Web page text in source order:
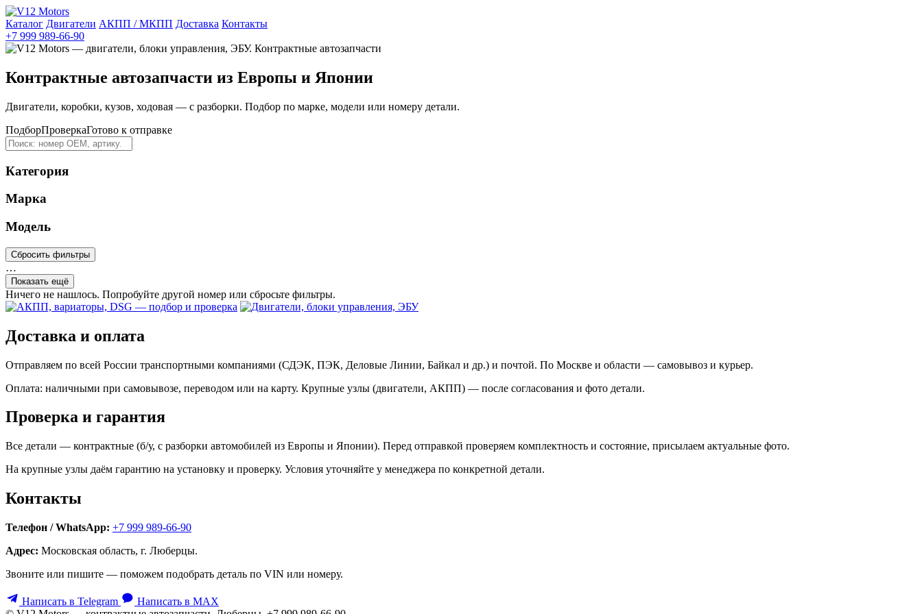
Каталог Двигатели АКПП / МКПП Доставка Контакты
+7 999 989-66-90
Контрактные автозапчасти из Европы и Японии
Двигатели, коробки, кузов, ходовая — с разборки. Подбор по марке, модели или номеру детали.
ПодборПроверкаГотово к отправке
Категория
Марка
Модель
Сбросить фильтры
…
Показать ещё
Ничего не нашлось. Попробуйте другой номер или сбросьте фильтры.
Доставка и оплата
Отправляем по всей России транспортными компаниями (СДЭК, ПЭК, Деловые Линии, Байкал и др.) и почтой. По Москве и области — самовывоз и курьер.
Оплата: наличными при самовывозе, переводом или на карту. Крупные узлы (двигатели, АКПП) — после согласования и фото детали.
Проверка и гарантия
Все детали — контрактные (б/у, с разборки автомобилей из Европы и Японии). Перед отправкой проверяем комплектность и состояние, присылаем актуальные фото.
На крупные узлы даём гарантию на установку и проверку. Условия уточняйте у менеджера по конкретной детали.
Контакты
Телефон / WhatsApp: +7 999 989-66-90
Адрес: Московская область, г. Люберцы.
Звоните или пишите — поможем подобрать деталь по VIN или номеру.
Написать в Telegram
Написать в MAX